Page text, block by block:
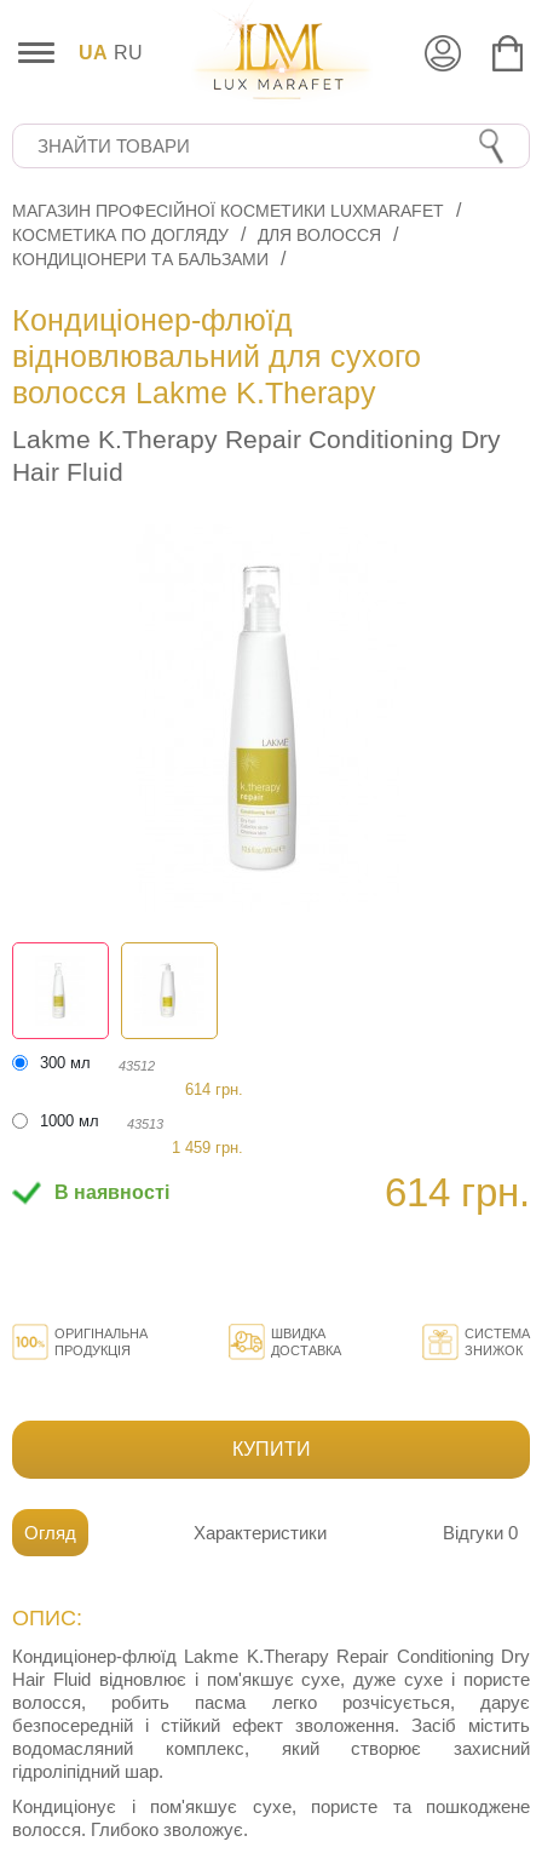
UA RU
МАГАЗИН ПРОФЕСІЙНОЇ КОСМЕТИКИ LUXMARAFET
КОСМЕТИКА ПО ДОГЛЯДУ
ДЛЯ ВОЛОССЯ
КОНДИЦІОНЕРИ ТА БАЛЬЗАМИ
Кондиціонер-флюїд
відновлювальний для сухого
волосся Lakme K.Therapy
Lakme K.Therapy Repair Conditioning Dry
Hair Fluid
300 мл 43512
614 грн.
1000 мл
43513
1 459 грн.
В наявності 614 грн.
ОРИГІНАЛЬНА
ПРОДУКЦІЯ
ШВИДКА
ДОСТАВКА
СИСТЕМА
ЗНИЖОК
КУПИТИ
Огляд Характеристики Відгуки 0
ОПИС:
Кондиціонер-флюїд Lakme K.Therapy Repair Conditioning Dry
Hair Fluid відновлює і пом'якшує сухе, дуже сухе і пористе
волосся, робить пасма легко розчісується, дарує
безпосередній і стійкий ефект зволоження. Засіб містить
водомасляний комплекс, який створює захисний
гідроліпідний шар.
Кондиціонує і пом'якшує сухе, пористе та пошкоджене
волосся. Глибоко зволожує.